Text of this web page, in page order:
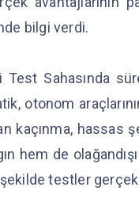
bilgi verdi.
Test Sahasında
otonom
kaçınma,
hem de
şekilde testler